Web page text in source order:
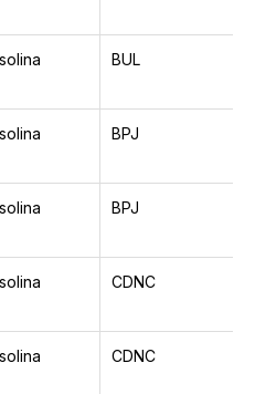
BUL
BPJ
BPJ
CDNC
CDNC